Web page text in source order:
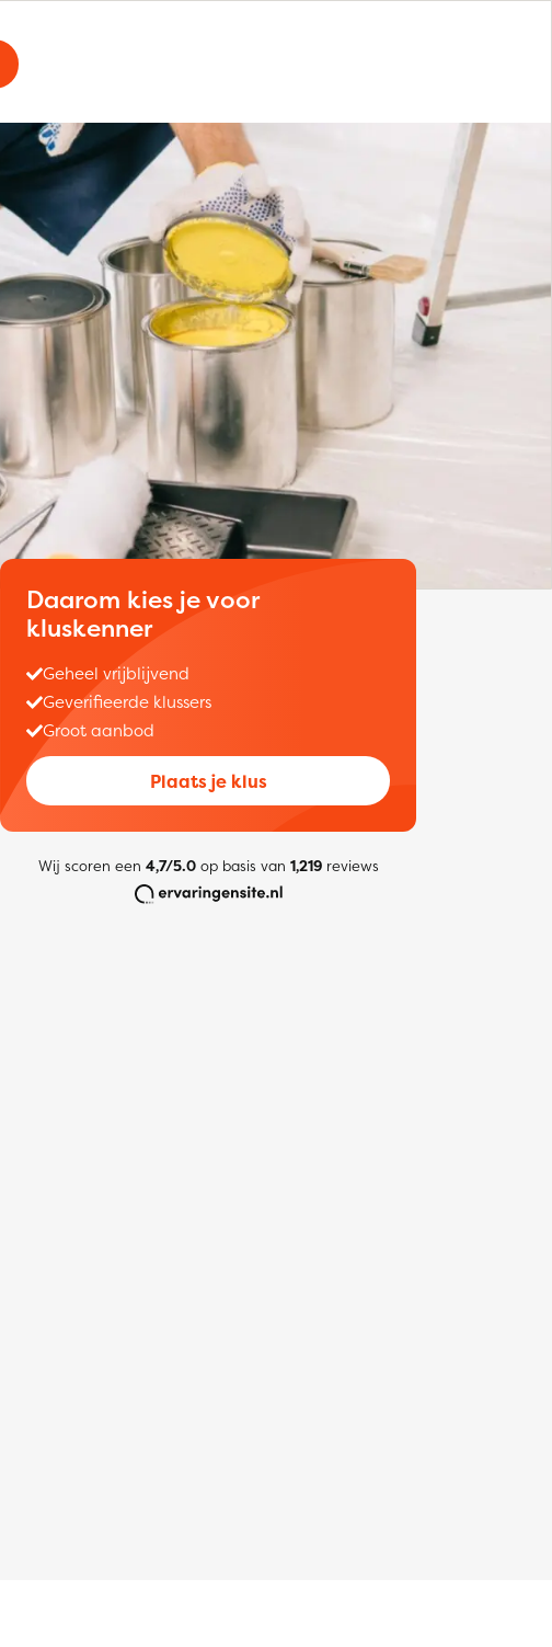
Daarom kies je voor
kluskenner
Geheel vrijblijvend
Geverifieerde klussers
Groot aanbod
Plaats je klus
Wij scoren een 4,7/5.0op basis van 1,219reviews